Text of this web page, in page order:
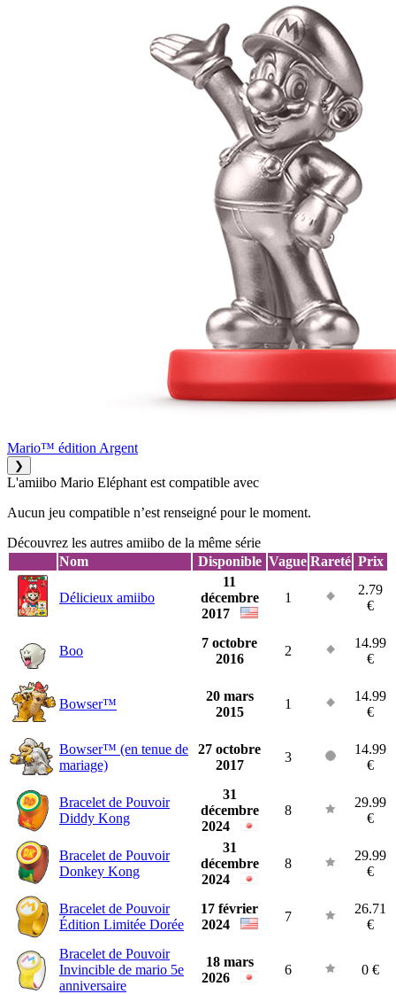
Mario™ édition Argent
❯
L'amiibo Mario Eléphant est compatible avec
Aucun jeu compatible n’est renseigné pour le moment.
Découvrez les autres amiibo de la même série
Nom
Disponible Vague Rareté Prix
Délicieux amiibo
11
décembre
2017
1
2.79
€
Boo
7 octobre
2016
2
14.99
€
Bowser™
20 mars
2015
1
14.99
€
Bowser™ (en tenue de
mariage)
27 octobre
2017
3
14.99
€
Bracelet de Pouvoir
Diddy Kong
31
décembre
2024
8
29.99
€
Bracelet de Pouvoir
Donkey Kong
31
décembre
2024
8
29.99
€
Bracelet de Pouvoir
Édition Limitée Dorée
17 février
2024
7
26.71
€
Bracelet de Pouvoir
Invincible de mario 5e
anniversaire
18 mars
2026
6 0 €